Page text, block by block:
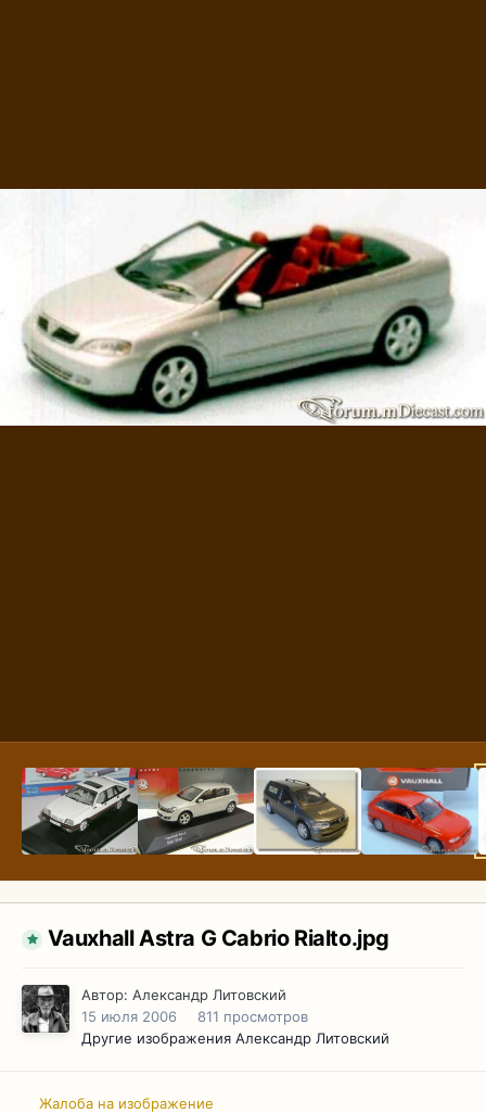
Vauxhall Astra G Cabrio Rialto.jpg
Автор: Александр Литовский
15 июля 2006
811 просмотров
Другие изображения Александр Литовский
Жалоба на изображение